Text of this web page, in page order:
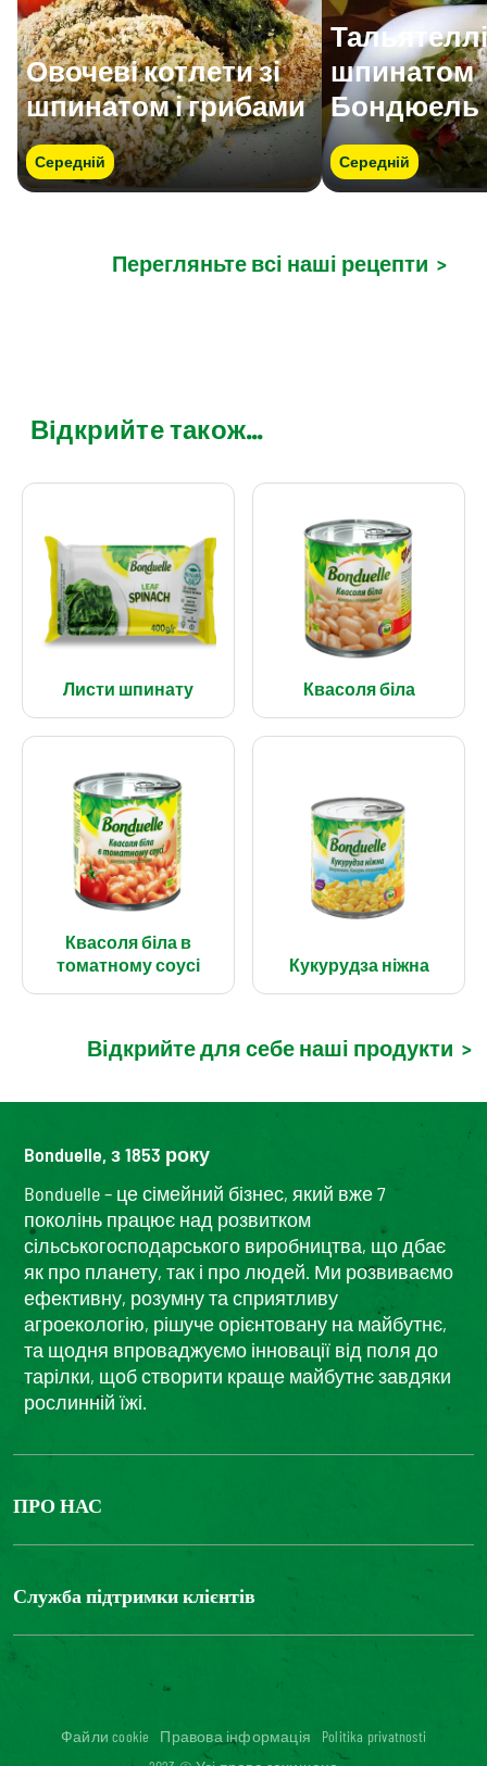
Овочеві котлети зі
шпинатом і грибами
Середній
шпинатом
Бондюель
Середній
Перегляньте всі наші рецепти >
Відкрийте також...
Листи шпинату Квасоля біла
Квасоля біла в
томатному соусі
Кукурудза ніжна
Відкрийте для себе наші продукти >
Bonduelle, з 1853 року
Bonduelle – це сімейний бізнес, який вже 7
поколінь працює над розвитком
сільськогосподарського виробництва, що дбає
як про планету, так і про людей. Ми розвиваємо
ефективну, розумну та сприятливу
агроекологію, рішуче орієнтовану на майбутнє,
та щодня впроваджуємо інновації від поля до
тарілки, щоб створити краще майбутнє завдяки
рослинній їжі.
ПРО НАС
The Bonduelle group
Служба підтримки клієнтів
Зв'яжіться з нами
Цифрова доступність: невідповідність
Файли cookie Правова інформація
Politika privatnosti